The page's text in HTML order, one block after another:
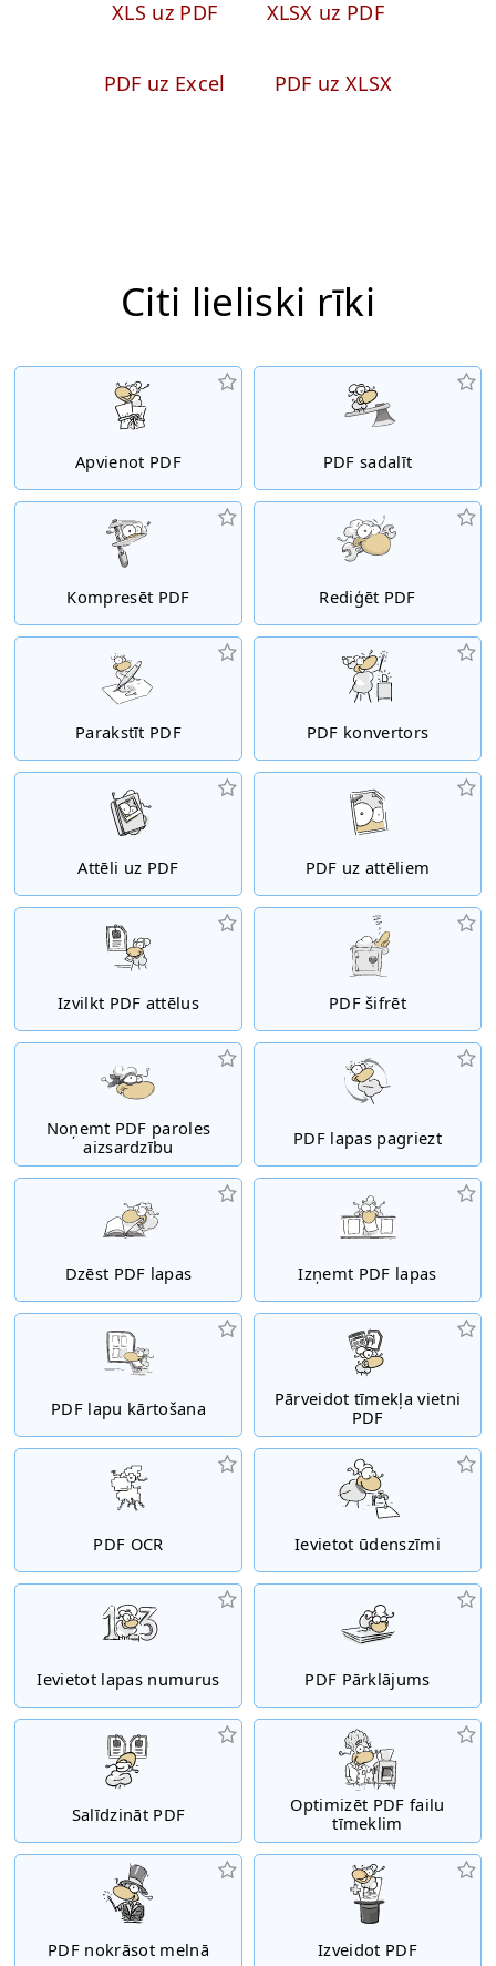
XLS uz PDF XLSX uz PDF
PDF uz Excel PDF uz XLSX
Citi lieliski rīki
Apvienot PDF PDF sadalīt
Kompresēt PDF Rediģēt PDF
Parakstīt PDF PDF konvertors
Attēli uz PDF PDF uz attēliem
Izvilkt PDF attēlus PDF šifrēt
Noņemt PDF paroles
aizsardzību
PDF lapas pagriezt
Dzēst PDF lapas Izņemt PDF lapas
PDF lapu kārtošana
Pārveidot tīmekļa vietni
PDF
PDF OCR Ievietot ūdenszīmi
Ievietot lapas numurus PDF Pārklājums
Salīdzināt PDF
Optimizēt PDF failu
tīmeklim
PDF nokrāsot melnā Izveidot PDF